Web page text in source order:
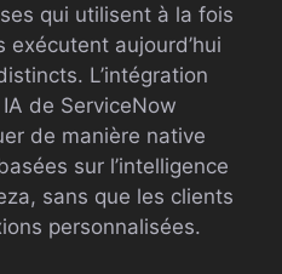
qui utilisent à la fois
exécutent aujourd’hui
L’intégration
de ServiceNow
de manière native
sur l’intelligence
sans que les clients
personnalisées.